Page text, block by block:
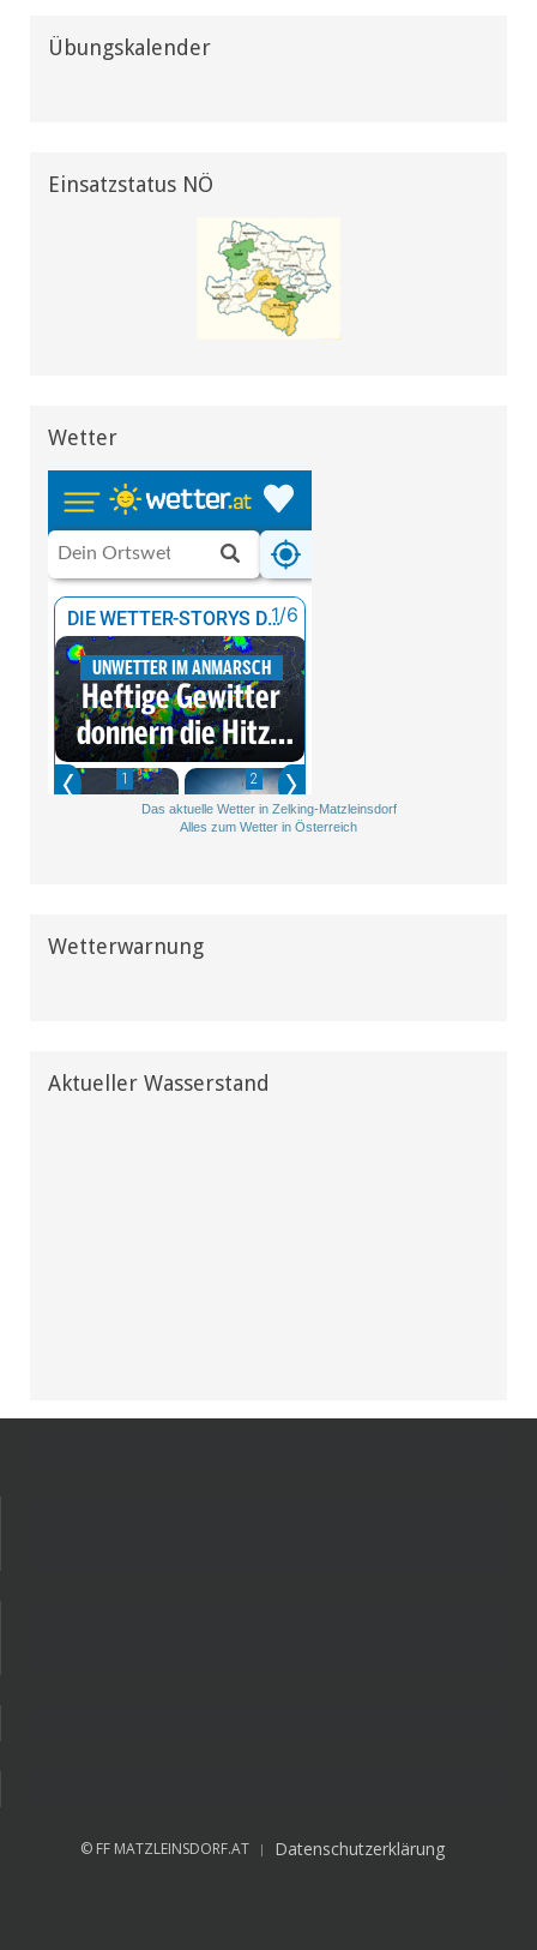
Übungskalender
Einsatzstatus NÖ
Wetter
Das aktuelle Wetter in Zelking-Matzleinsdorf
Alles zum Wetter in Österreich
Wetterwarnung